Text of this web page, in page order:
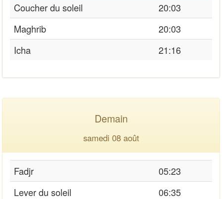
Coucher du soleil
20:03
Maghrib
20:03
Icha
21:16
Demain
samedi 08 août
Fadjr
05:23
Lever du soleil
06:35